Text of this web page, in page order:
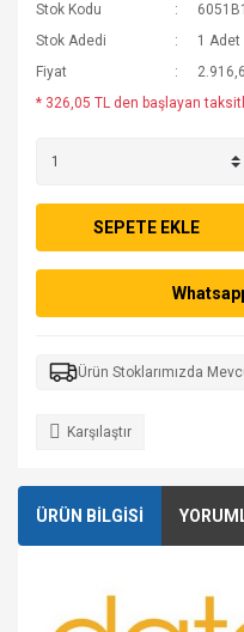
Stok Kodu
Stok Adedi
1 Adet
Fiyat
* 326,05 TL den başlayan
SEPETE EKLE
Ürün Stoklarımızda
Karşılaştır
ÜRÜN BİLGİSİ